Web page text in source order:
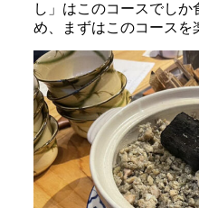
し」はこのコースでし
め、まずはこのコースを